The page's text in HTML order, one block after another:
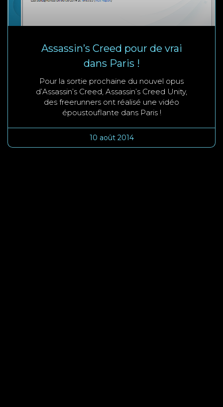
Assassin’s Creed pour de vrai
dans Paris !
Pour la sortie prochaine du nouvel opus
d’Assassin’s Creed, Assassin’s Creed Unity,
des freerunners ont réalisé une vidéo
époustouflante dans Paris !
10 août 2014